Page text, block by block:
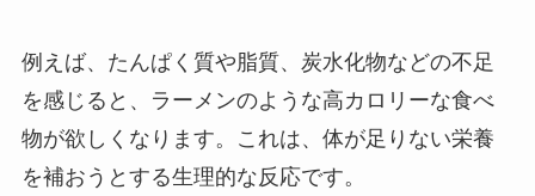
例えば、たんぱく質や脂質、炭水化物などの不足
を感じると、ラーメンのような高カロリーな食べ
物が欲しくなります。これは、体が足りない栄養
を補おうとする生理的な反応です。